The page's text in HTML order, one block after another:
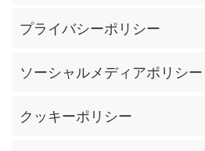
プライバシーポリシー
ソーシャルメディアポリシー
クッキーポリシー